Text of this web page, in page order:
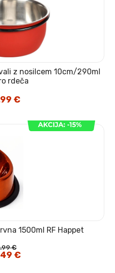
z nosilcem 10cm/290ml
rdeča
€
1500ml RF Happet
€
€Trenutna
cena